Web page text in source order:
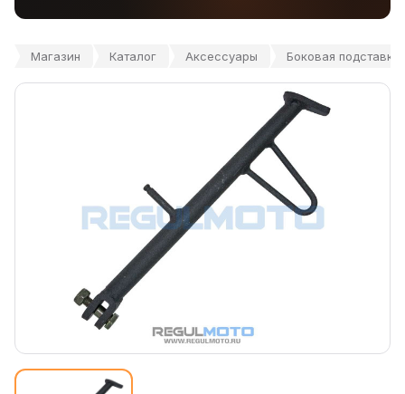
Магазин Каталог Аксессуары Боковая подставка